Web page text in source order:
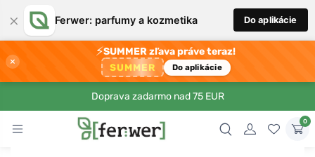
× Ferwer: parfumy a kozmetika Do aplikácie
×
⚡SUMMER zľava práve teraz!
SUMMER Do aplikácie
Doprava zadarmo nad 75 EUR
0